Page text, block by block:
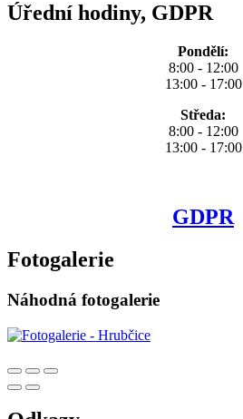
Úřední hodiny, GDPR
Pondělí:
8:00 - 12:00
13:00 - 17:00
Středa:
8:00 - 12:00
13:00 - 17:00
GDPR
Fotogalerie
Náhodná fotogalerie